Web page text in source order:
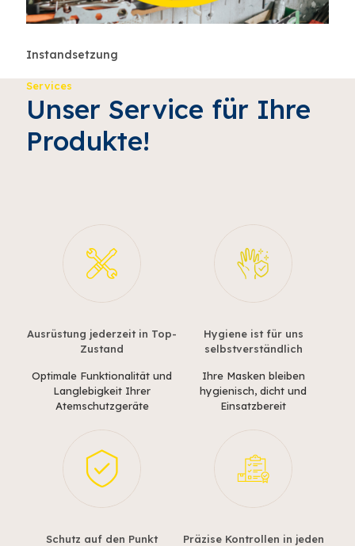
Instandsetzung
Services
Unser Service für Ihre
Produkte!
Ausrüstung jederzeit in Top-
Zustand
Optimale Funktionalität und
Langlebigkeit Ihrer
Atemschutzgeräte
Hygiene ist für uns
selbstverständlich
Ihre Masken bleiben
hygienisch, dicht und
Einsatzbereit
Schutz auf den Punkt
Präzise Kontrollen in jeden